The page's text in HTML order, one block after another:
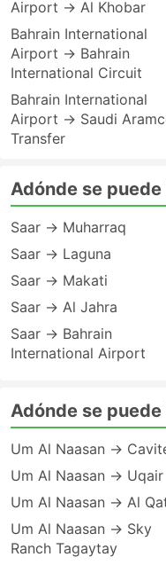
Airport → Al Khobar
Bahrain International
Airport → Bahrain
International Circuit
Bahrain International
Airport → Saudi
Transfer
Adónde se
Saar → Muharraq
Saar → Laguna
Saar → Makati
Saar → Al Jahra
Saar → Bahrain
International Airport
Adónde se
Um Al Naasan →
Um Al Naasan → Uqair
Um Al Naasan → Al
Um Al Naasan → Sky
Ranch Tagaytay